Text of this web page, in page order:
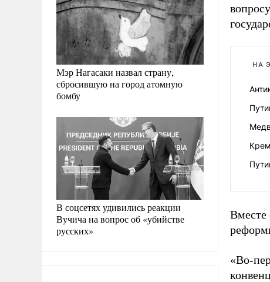
Мэр Нагасаки назвал страну,
сбросившую на город атомную
бомбу
В соцсетях удивились реакции
Вучича на вопрос об «убийстве
русских»
НА
Вместе
«Во-